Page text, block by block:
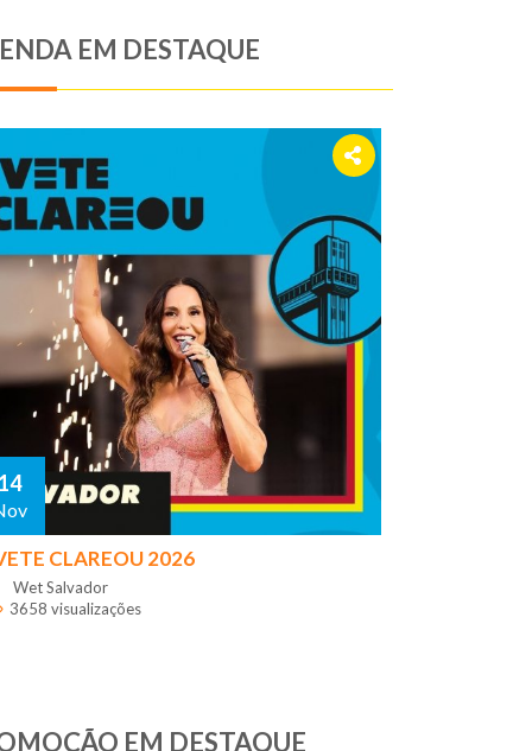
EM DESTAQUE
CLAREOU 2026
Wet Salvador
3658 visualizações
EM DESTAQUE